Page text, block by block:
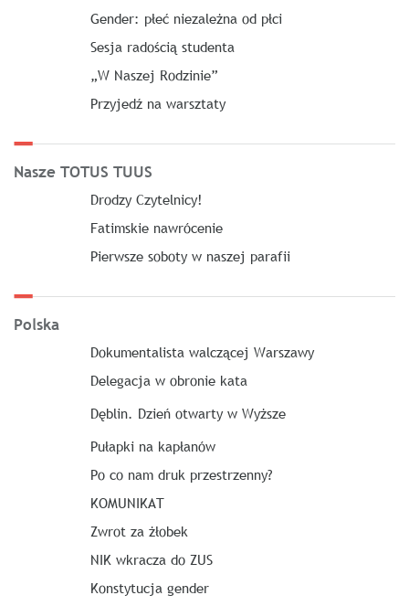
Gender: płeć niezależna od płci
Sesja radością studenta
„W Naszej Rodzinie”
Przyjedź na warsztaty
Nasze TOTUS TUUS
Drodzy Czytelnicy!
Fatimskie nawrócenie
Pierwsze soboty w naszej parafii
Polska
Dokumentalista walczącej Warszawy
Delegacja w obronie kata
Dęblin. Dzień otwarty w Wyższe
Pułapki na kapłanów
Po co nam druk przestrzenny?
KOMUNIKAT
Zwrot za żłobek
NIK wkracza do ZUS
Konstytucja gender